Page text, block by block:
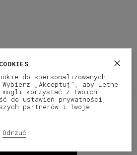
SKLEPU POLITYKA PRYWATNOŚCI
do spersonalizowanych
„Akceptuj”, aby Lethe
korzystać z Twoich
do ustawień prywatności,
partnerów i Twoje
Odrzuć